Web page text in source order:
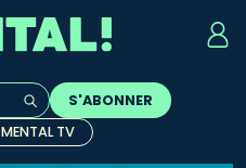
sont
S'ABONNER
MENTAL TV